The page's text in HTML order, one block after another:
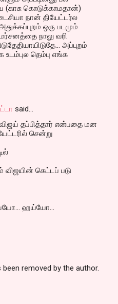
கொடுக்காமதான்)
நான் தியேட்டர்ல
ஒரு படமும்
நாலு வரி
அப்புறம்
உடம்புல தெம்பு எங்க
said…
விஜய் தப்பித்தார் என்பதை மன
சென்று
விஜயின் கெட்டப் படு
ஹய்யோ...
removed by the author.